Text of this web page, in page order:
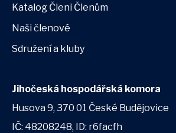
Katalog Členi Členům
Naši členové
Sdružení a kluby
Jihočeská hospodářská komora
Husova 9, 370 01 České Budějovice
IČ: 48208248, ID: r6facfh